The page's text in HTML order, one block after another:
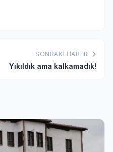
SONRAKI HABER
Yıkıldık ama kalkamadık!